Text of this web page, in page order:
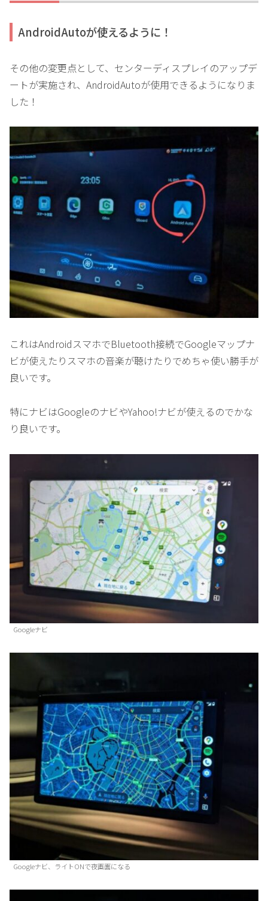
AndroidAutoが使えるように！
その他の変更点として、センターディスプレイのアップデ
ートが実施され、AndroidAutoが使用できるようになりま
した！
これはAndroidスマホでBluetooth接続でGoogleマップナ
ビが使えたりスマホの音楽が聴けたりでめちゃ使い勝手が
良いです。
特にナビはGoogleのナビやYahoo!ナビが使えるのでかな
り良いです。
Googleナビ
Googleナビ、ライトONで夜画面になる